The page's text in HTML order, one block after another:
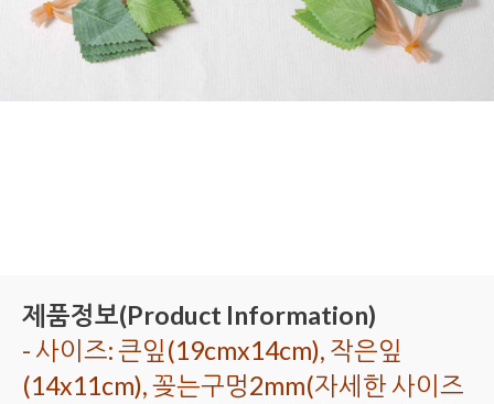
제품정보(Product Information)
- 사이즈: 큰잎(19cmx14cm), 작은잎
(14x11cm), 꽂는구멍2mm(자세한 사이즈